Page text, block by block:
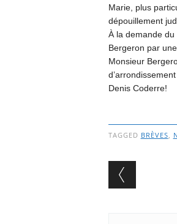
Marie, plus
dépouillement
À la demande du
Bergeron par
Monsieur
Denis Coderre!
TAGGED BRÈVES,
Post